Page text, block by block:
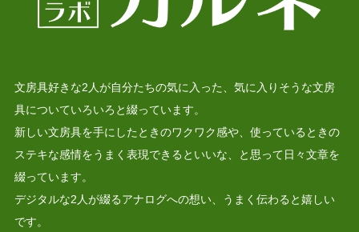
文房具好きな2人が自分たちの気に入った、気に入りそうな文房
具についていろいろと綴っています。
新しい文房具を手にしたときのワクワク感や、使っているときの
ステキな感情をうまく表現できるといいな、と思って日々文章を
綴っています。
デジタルな2人が綴るアナログへの想い、うまく伝わると嬉しい
です。